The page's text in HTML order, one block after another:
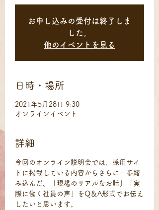
お申し込みの受付は終了しま
した。
他のイベントを見る
日時・場所
2021年5月28日 9:30
オンラインイベント
詳細
今回のオンライン説明会では、採用サイ
トに掲載している内容からさらに一歩踏
み込んだ、「現場のリアルなお話」「実
際に働く社員の声」をQ＆A形式でお伝え
したいと思います。